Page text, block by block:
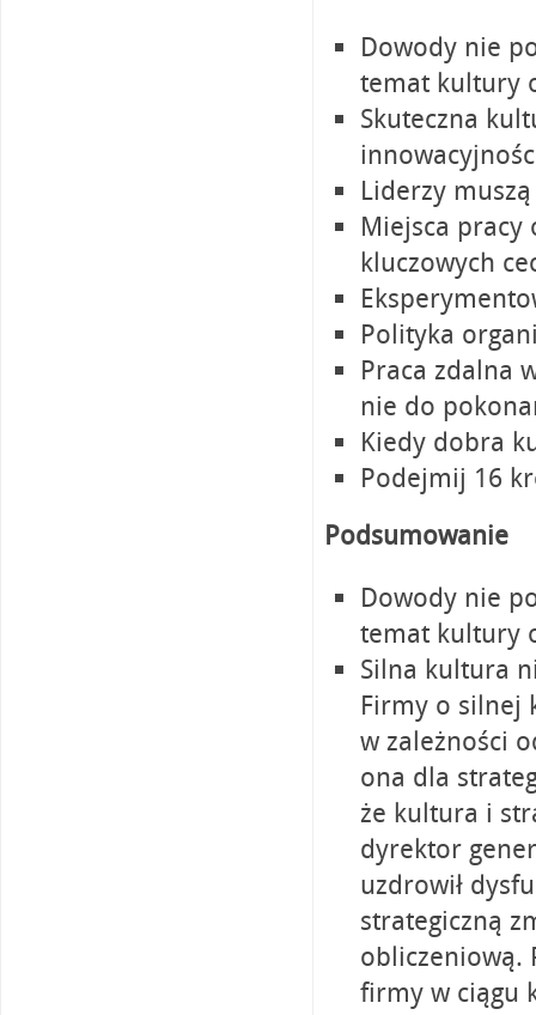
Dowody nie
temat kultury
Skuteczna
Liderzy
Miejsca pracy
kluczowych
Polityka
Praca zdalna
nie do
Kiedy dobra
Podejmij 16
Podsumowanie
Dowody nie
temat kultury
Silna kultura
Firmy o silnej
w zależności
ona dla
że kultura i
dyrektor
uzdrowił
strategiczną
obliczeniową.
firmy w ciągu